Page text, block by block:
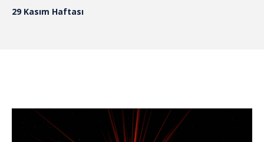
29 Kasım Haftası